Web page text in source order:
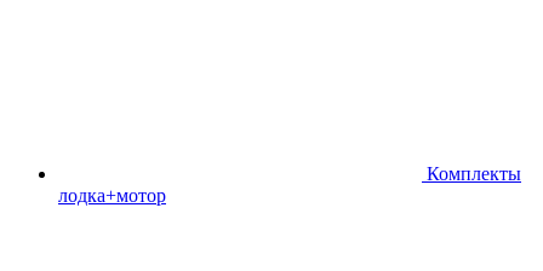
Комплекты
лодка+мотор